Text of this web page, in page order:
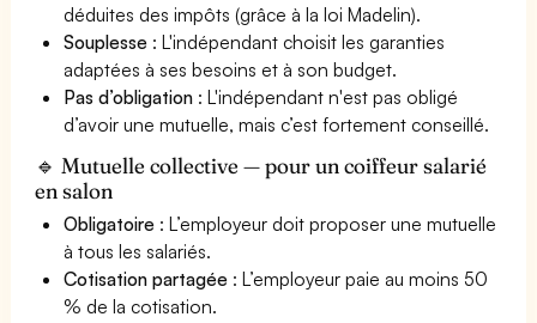
déduites des impôts (grâce à la loi Madelin).
Souplesse : L'indépendant choisit les garanties
adaptées à ses besoins et à son budget.
Pas d’obligation : L'indépendant n'est pas obligé
d’avoir une mutuelle, mais c’est fortement conseillé.
🔹 Mutuelle collective — pour un coiffeur salarié
en salon
Obligatoire : L’employeur doit proposer une mutuelle
à tous les salariés.
Cotisation partagée : L’employeur paie au moins 50
% de la cotisation.